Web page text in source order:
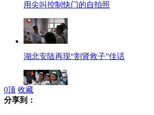
用尖叫控制快门的自拍照
湖北安陆再现“割肾救子”佳话
0顶 收藏
分享到：